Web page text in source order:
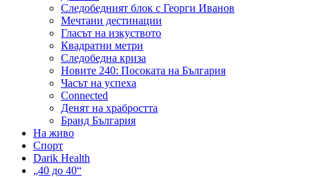
Следобедният блок с Георги Иванов
Мечтани дестинации
Гласът на изкуството
Квадратни метри
Следобедна криза
Новите 240: Посоката на България
Часът на успеха
Connected
Денят на храбростта
Бранд България
На живо
Спорт
Darik Health
„40 до 40“